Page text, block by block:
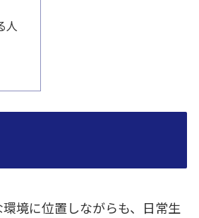
人
境に位置しながらも、日常生